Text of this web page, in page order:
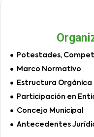
Potestades,
Marco Normativo
Estructura Orgánica
Participación en
Concejo Municipal
Antecedentes